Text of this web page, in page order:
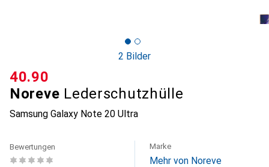
2 Bilder
Noreve Lederschutzhülle
Samsung Galaxy Note 20 Ultra
CHF
40.90
Bewertungen Marke
Mehr von Noreve